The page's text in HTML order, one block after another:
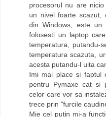
procesorul nu are
un nivel foarte scazut,
din Windows, este
folosesti un laptop
temperatura, putandu-
temperatura scazuta,
acesta putandu-l uita
Imi mai place si faptul
pentru Pymaxe cat si
celor care vor sa
trece prin "furcile
Mie cel putin mi-a